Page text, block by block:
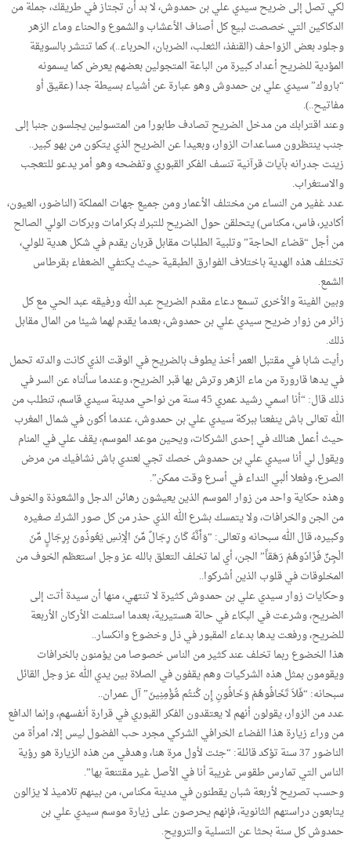
لكي تصل إلى ضريح سيدي علي بن حمدوش، لا بد أن تجتاز في طريقك، جملة من
الدكاكين التي خصصت لبيع كل أصناف الأعشاب والشموع والحناء وماء الزهر
وجلود بعض الزواحف (القنفذ، الثعلب، الضربان، الحرباء..)، كما تنتشر بالسويقة
المؤدية للضريح أعداد كبيرة من الباعة المتجولين بعضهم يعرض كما يسمونه
“باروك” سيدي علي بن حمدوش وهو عبارة عن أشياء بسيطة جدا (عقيق أو
مفاتيح..).
وعند اقترابك من مدخل الضريح تصادف طابورا من المتسولين يجلسون جنبا إلى
جنب ينتظرون مساعدات الزوار، وبعيدا عن الضريح الذي يتكون من بهو كبير..
زينت جدرانه بآيات قرآنية تنسف الفكر القبوري وتفضحه وهو أمر يدعو للتعجب
والاستغراب.
عدد غفير من النساء من مختلف الأعمار ومن جميع جهات المملكة (الناضور، العيون،
أكادير، فاس، مكناس) يتحلقن حول الضريح للتبرك بكرامات وبركات الولي الصالح
من أجل “قضاء الحاجة” وتلبية الطلبات مقابل قربان يقدم في شكل هدية للولي،
تختلف هذه الهدية باختلاف الفوارق الطبقية حيث يكتفي الضعفاء بقرطاس
الشمع.
وبين الفينة والأخرى تسمع دعاء مقدم الضريح عبد الله ورفيقه عبد الحي مع كل
زائر من زوار ضريح سيدي علي بن حمدوش، بعدما يقدم لهما شيئا من المال مقابل
ذلك.
رأيت شابا في مقتبل العمر أخذ يطوف بالضريح في الوقت الذي كانت والدته تحمل
في يدها قارورة من ماء الزهر وترش بها قبر الضريح، وعندما سألناه عن السر في
ذلك قال: “أنا اسمي رشيد عمري 45 سنة من نواحي مدينة سيدي قاسم، تنطلب من
الله تعالى باش ينفعنا ببركة سيدي علي بن حمدوش، عندما أكون في شمال المغرب
حيث أعمل هنالك في إحدى الشركات، ويحين موعد الموسم، يقف علي في المنام
ويقول لي أنا سيدي علي بن حمدوش خصك تجي لعندي باش نشافيك من مرض
الصرع، وفعلا ألبي النداء في أسرع وقت ممكن”.
وهذه حكاية واحد من زوار الموسم الذين يعيشون رهائن الدجل والشعوذة والخوف
من الجن والخرافات، ولا يتمسك بشرع الله الذي حذر من كل صور الشرك صغيره
وكبيره، قال الله سبحانه وتعالى: “وَأَنَّهُ كَانَ رِجَالٌ مِّنَ الْإِنسِ يَعُوذُونَ بِرِجَالٍ مِّنَ
الْجِنِّ فَزَادُوهُمْ رَهَقاً” الجن، أي لما تخلف التعلق بالله عز وجل استعظم الخوف من
المخلوقات في قلوب الذين أشركوا..
وحكايات زوار سيدي علي بن حمدوش كثيرة لا تنتهي، منها أن سيدة أتت إلى
الضريح، وشرعت في البكاء في حالة هستيرية، بعدما استلمت الأركان الأربعة
للضريح، ورفعت يدها بدعاء المقبور في ذل وخضوع وانكسار..
هذا الخضوع ربما تخلف عند كثير من الناس خصوصا من يؤمنون بالخرافات
ويقومون بمثل هذه الشركيات وهم يقفون في الصلاة بين يدي الله عز وجل القائل
سبحانه: “فَلاَ تَخَافُوهُمْ وَخَافُونِ إِن كُنتُم مُّؤْمِنِينَ” آل عمران..
عدد من الزوار، يقولون أنهم لا يعتقدون الفكر القبوري في قرارة أنفسهم، وإنما الدافع
من وراء زيارة هذا الفضاء الخرافي الشركي مجرد حب الفضول ليس إلا، امرأة من
الناضور 37 سنة تؤكد قائلة: “جئت لأول مرة هنا، وهدفي من هذه الزيارة هو رؤية
الناس التي تمارس طقوس غريبة أنا في الأصل غير مقتنعة بها”.
وحسب تصريح لأربعة شبان يقطنون في مدينة مكناس، من بينهم تلاميذ لا يزالون
يتابعون دراستهم الثانوية، فإنهم يحرصون على زيارة موسم سيدي علي بن
حمدوش كل سنة بحثا عن التسلية والترويح.